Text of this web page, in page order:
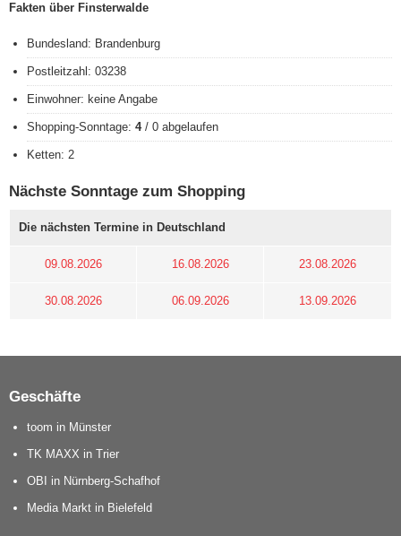
Fakten über Finsterwalde
Bundesland: Brandenburg
Postleitzahl: 03238
Einwohner: keine Angabe
Shopping-Sonntage: 4/ 0 abgelaufen
Ketten: 2
Nächste Sonntage zum Shopping
Die nächsten Termine in Deutschland
09.08.2026 16.08.2026 23.08.2026
30.08.2026 06.09.2026 13.09.2026
Geschäfte
toom in Münster
TK MAXX in Trier
OBI in Nürnberg-Schafhof
Media Markt in Bielefeld